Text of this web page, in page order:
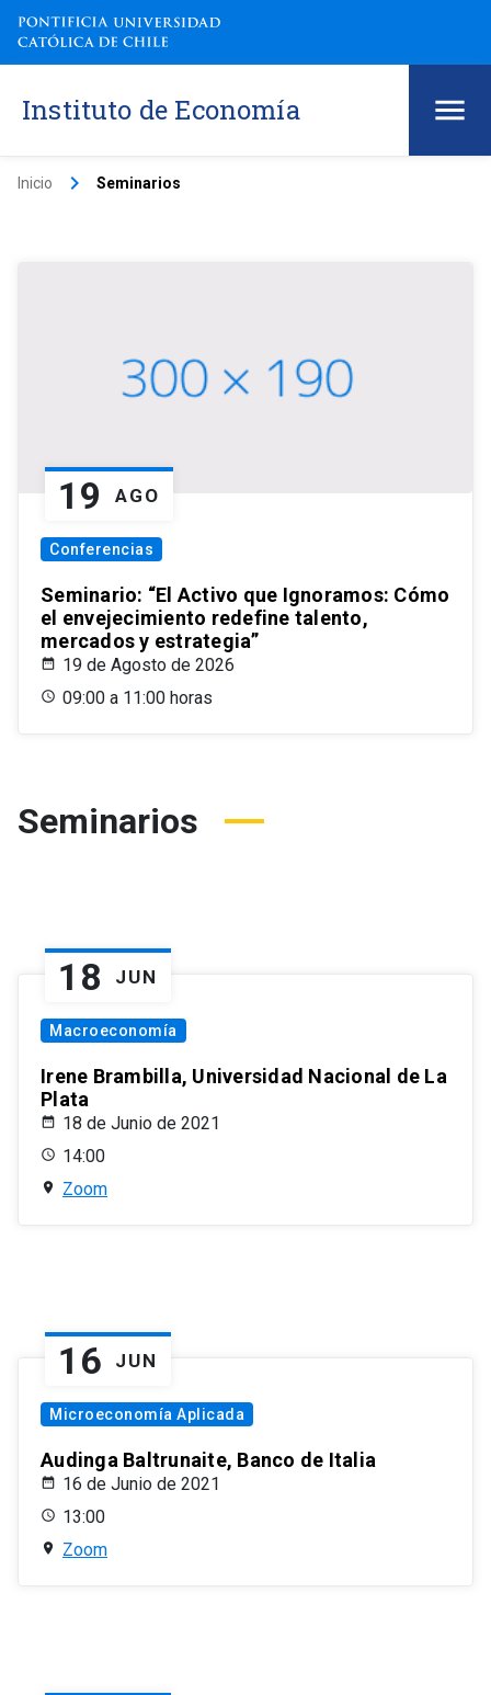
Instituto de Economía
Inicio keyboard_arrow_right Seminarios
19 AGO
Conferencias
Seminario: “El Activo que Ignoramos: Cómo
el envejecimiento redefine talento,
mercados y estrategia”
19 de Agosto de 2026
09:00 a 11:00 horas
Seminarios
18 JUN
Macroeconomía
Irene Brambilla, Universidad Nacional de La
Plata
18 de Junio de 2021
14:00
Zoom
16 JUN
Microeconomía Aplicada
Audinga Baltrunaite, Banco de Italia
16 de Junio de 2021
13:00
Zoom